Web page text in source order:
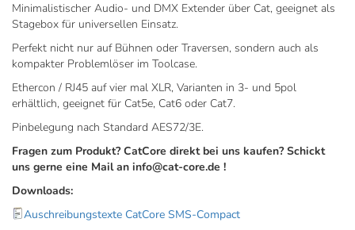
Minimalistischer Audio- und DMX Extender über Cat, geeignet als
Stagebox für universellen Einsatz.
Perfekt nicht nur auf Bühnen oder Traversen, sondern auch als
kompakter Problemlöser im Toolcase.
Ethercon / RJ45 auf vier mal XLR, Varianten in 3- und 5pol
erhältlich, geeignet für Cat5e, Cat6 oder Cat7.
Pinbelegung nach Standard AES72/3E.
Fragen zum Produkt? CatCore direkt bei uns kaufen? Schickt
uns gerne eine Mail an info@cat-core.de !
Downloads:
Auschreibungstexte CatCore SMS-Compact